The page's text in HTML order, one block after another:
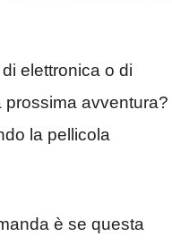
elettronica o di
avventura?
la pellicola
è se questa